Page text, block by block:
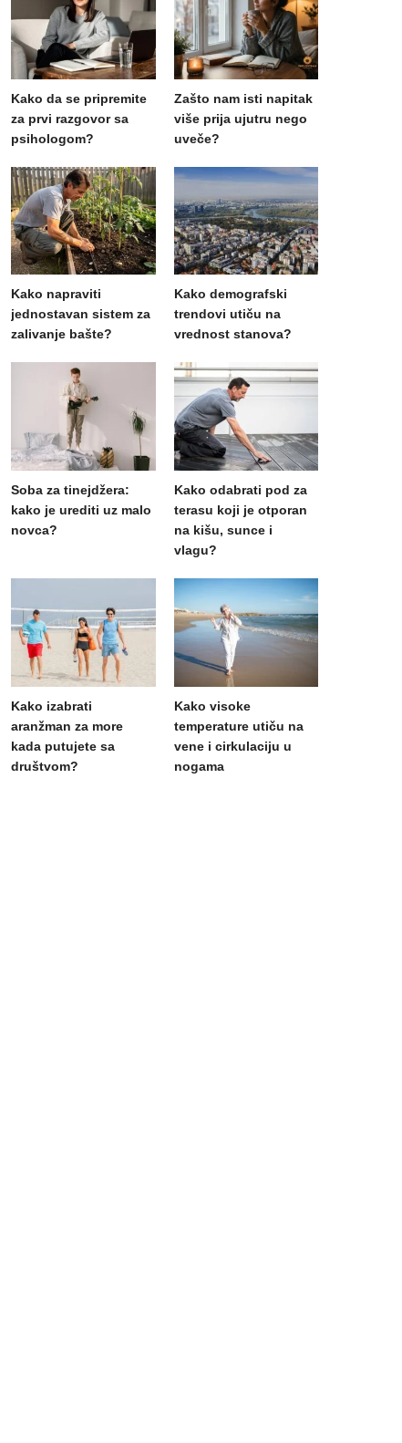
Kako da se pripremite
za prvi razgovor sa
psihologom?
Zašto nam isti napitak
više prija ujutru nego
uveče?
Kako napraviti
jednostavan sistem za
zalivanje bašte?
Kako demografski
trendovi utiču na
vrednost stanova?
Soba za tinejdžera:
kako je urediti uz malo
novca?
Kako odabrati pod za
terasu koji je otporan
na kišu, sunce i
vlagu?
Kako izabrati
aranžman za more
kada putujete sa
društvom?
Kako visoke
temperature utiču na
vene i cirkulaciju u
nogama